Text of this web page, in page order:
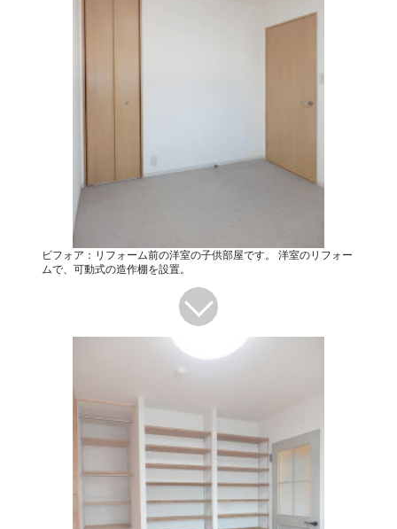
ビフォア：リフォーム前の洋室の子供部屋です。 洋室のリフォー
ムで、可動式の造作棚を設置。